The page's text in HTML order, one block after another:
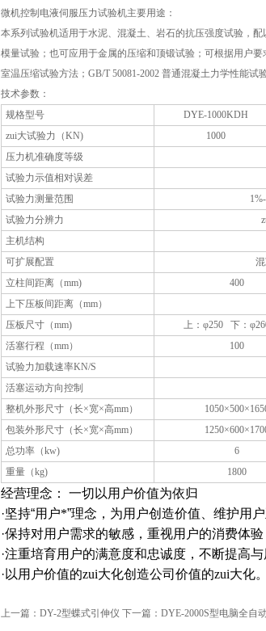
微机控制电液伺服压力试验机主要用途：
本系列试验机适用于水泥、混凝土、岩石的抗压强度试验，
模量试验；也可应用于金属的压缩和顶锻试验；可根据用户
室温压缩试验方法；GB/T 50081-2002 普通混凝土力学性能试
技术参数：
规格型号
DYE-1000KDH
zui大试验力（KN)
1000
压力机准确度等级
试验力示值相对误差
试验力测量范围
试验力分辨力
主机结构
可扩展配置
立柱间距离（mm)
400
上下压板间距离（mm）
压板尺寸（mm)
上：φ250 下：
活塞行程（mm）
100
试验力加载速率KN/S
活塞运动方向控制
整机外形尺寸（长×宽×高mm）
包装外形尺寸（长×宽×高mm）
总功率（kw)
6
重量（kg)
1800
经营理念：
一切以用户价值为依归
·坚持“用户*”理念，为用户创造价值、维护用
·保持对用户需求的敏感，重视用户的消费体
·注重培育用户的满意度和忠诚度，不断提高与
· 以用户价值的zui大化创造公司价值的zui大化。
上一篇： DY-2型蝶式引伸仪 下一篇： DYE-2000S型电脑全自